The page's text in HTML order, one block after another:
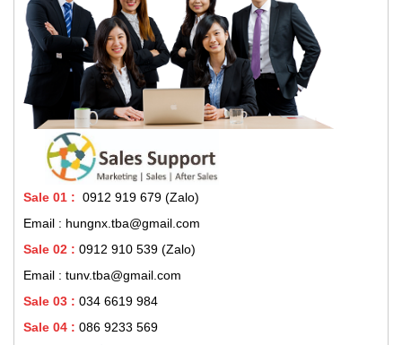
Sale 01 : 0912 919 679 (Zalo)
Email : hungnx.tba@gmail.com
Sale 02 : 0912 910 539 (Zalo)
Email : tunv.tba@gmail.com
Sale 03 : 034 6619 984
Sale 04 : 086 9233 569